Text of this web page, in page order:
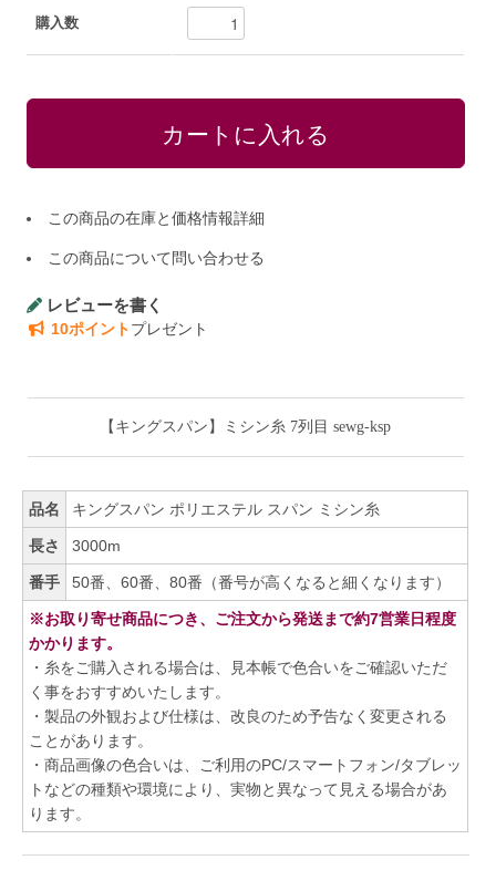
購入数
この商品の在庫と価格情報詳細
この商品について問い合わせる
レビューを書く
10ポイントプレゼント
【キングスパン】ミシン糸 7列目 sewg-ksp
品名 キングスパン ポリエステル スパン ミシン糸
長さ 3000m
番手 50番、60番、80番（番号が高くなると細くなります）
※お取り寄せ商品につき、ご注文から発送まで約7営業日程度
かかります。
・糸をご購入される場合は、見本帳で色合いをご確認いただ
く事をおすすめいたします。
・製品の外観および仕様は、改良のため予告なく変更される
ことがあります。
・商品画像の色合いは、ご利用のPC/スマートフォン/タブレッ
トなどの種類や環境により、実物と異なって見える場合があ
ります。